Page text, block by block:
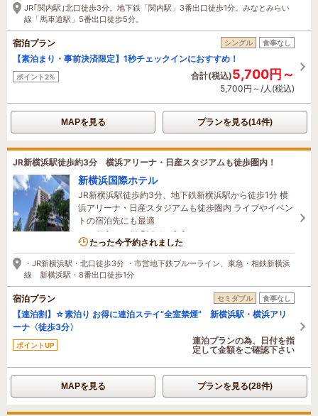
JR｢関内駅｣北口徒歩3分。地下鉄「関内駅」3番出口徒歩1分。みなとみらい
線「馬車道駅」5番出口徒歩5分。
宿泊プラン シングル 食事なし
【素泊まり・事前決済限定】1秒チェックインにおすすめ！
ポイント2% 合計(税込)5,700円～
5,700円～/人(税込)
MAPを見る プランを見る(14件)
JR新横浜駅徒歩約3分 横浜アリーナ・日産スタジアムも徒歩圏内！
新横浜国際ホテル
JR新横浜駅徒歩約3分、地下鉄新横浜駅から徒歩1分 横
浜アリーナ・日産スタジアムも徒歩圏内 ライブやイベン
トの宿泊先にも最適
3名がこの宿を見ています
たった今予約されました
・JR新横浜駅・北口徒歩3分 ・市営地下鉄ブルーライン、東急・相鉄新横浜
線 新横浜駅・8番出口徒歩1分
宿泊プラン セミダブル 食事なし
【連泊割】☆素泊り お得に連泊ステイ”全室禁煙” 新横浜駅・横浜アリ
ーナ〈徒歩3分〉
ポイントUP
連泊プランの為、日付を指
定して金額をご確認下さい
MAPを見る プランを見る(28件)